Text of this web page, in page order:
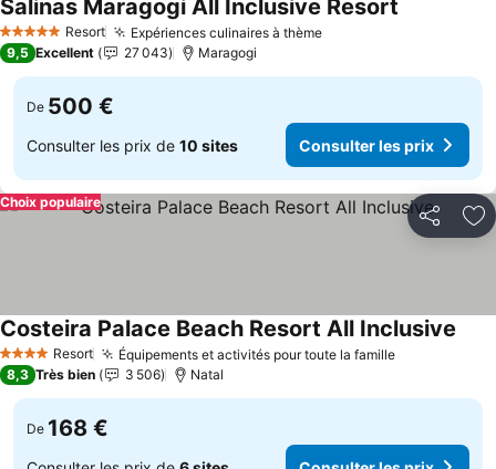
5 Étoiles Resort Expériences culinaires à thème
Salinas Maragogi All Inclusive Resort
9,5 Excellent 27 043 Maragogi
De 500 €
Consulter les prix de 10 sites Consulter les prix
Partager
Choix populaire
4 Étoiles Resort Équipements et activités pour toute la famille
Costeira Palace Beach Resort All Inclusive
8,3 Très bien 3 506 Natal
De 168 €